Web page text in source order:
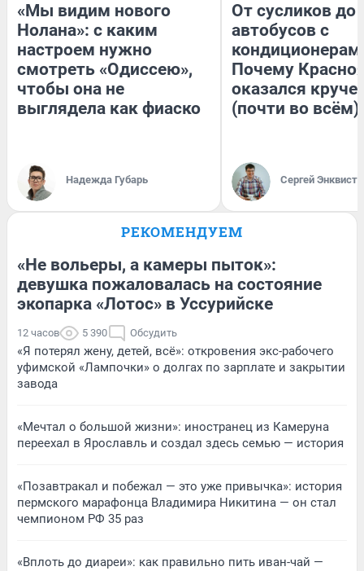
«Мы видим нового
Нолана»: с каким
настроем нужно
смотреть «Одиссею»,
чтобы она не
выглядела как фиаско
Надежда Губарь
От сусликов до
автобусов с
Почему
оказался
(почти во всём)
Сергей Энквист
РЕКОМЕНДУЕМ
«Не вольеры, а камеры пыток»:
девушка пожаловалась на состояние
экопарка «Лотос» в Уссурийске
12 часов 5 390 Обсудить
«Я потерял жену, детей, всё»: откровения экс-рабочего
уфимской «Лампочки» о долгах по зарплате и закрытии
завода
«Мечтал о большой жизни»: иностранец из Камеруна
переехал в Ярославль и создал здесь семью — история
«Позавтракал и побежал — это уже привычка»: история
пермского марафонца Владимира Никитина — он стал
чемпионом РФ 35 раз
«Вплоть до диареи»: как правильно пить иван-чай —